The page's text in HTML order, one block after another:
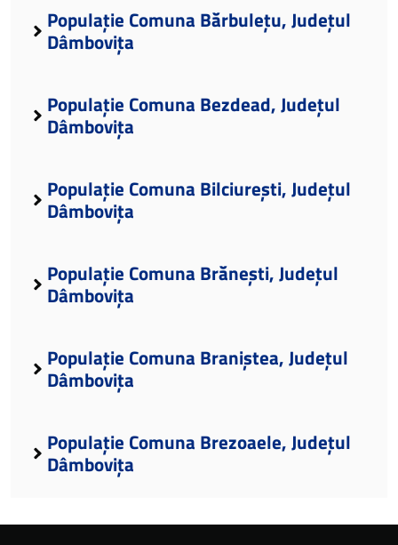
Populație Comuna Bărbulețu, Județul
Dâmbovița
Populație Comuna Bezdead, Județul
Dâmbovița
Populație Comuna Bilciurești, Județul
Dâmbovița
Populație Comuna Brănești, Județul
Dâmbovița
Populație Comuna Braniștea, Județul
Dâmbovița
Populație Comuna Brezoaele, Județul
Dâmbovița